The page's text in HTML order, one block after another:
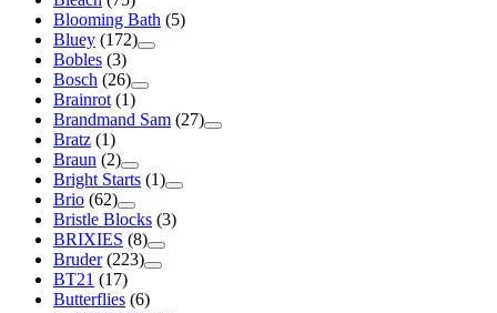
Blooming Bath (5)
Bluey (172)
Bobles (3)
Bosch (26)
Brainrot (1)
Brandmand Sam (27)
Bratz (1)
Braun (2)
Bright Starts (1)
Brio (62)
Bristle Blocks (3)
BRIXIES (8)
Bruder (223)
BT21 (17)
Butterflies (6)